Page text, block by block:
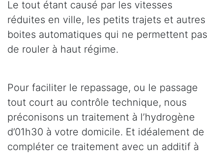
Le tout étant causé par les vitesses
réduites en ville, les petits trajets et autres
boites automatiques qui ne permettent pas
de rouler à haut régime.
Pour faciliter le repassage, ou le passage
tout court au contrôle technique, nous
préconisons un traitement à l’hydrogène
d’01h30 à votre domicile. Et idéalement de
compléter ce traitement avec un additif à